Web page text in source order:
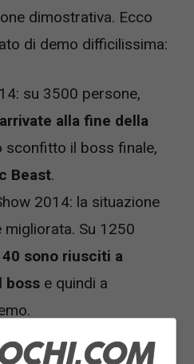
dimostrativa. Ecco
di demo difficilissima:
su 3500 persone,
alla fine della
sconfitto il boss finale,
Beast.
2014: la situazione
migliorata. Su 1250
sono riusciti a
boss e quindi a
ancora annunciato se